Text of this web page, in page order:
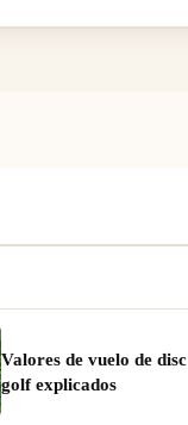
Valores de vuelo de disc
golf explicados